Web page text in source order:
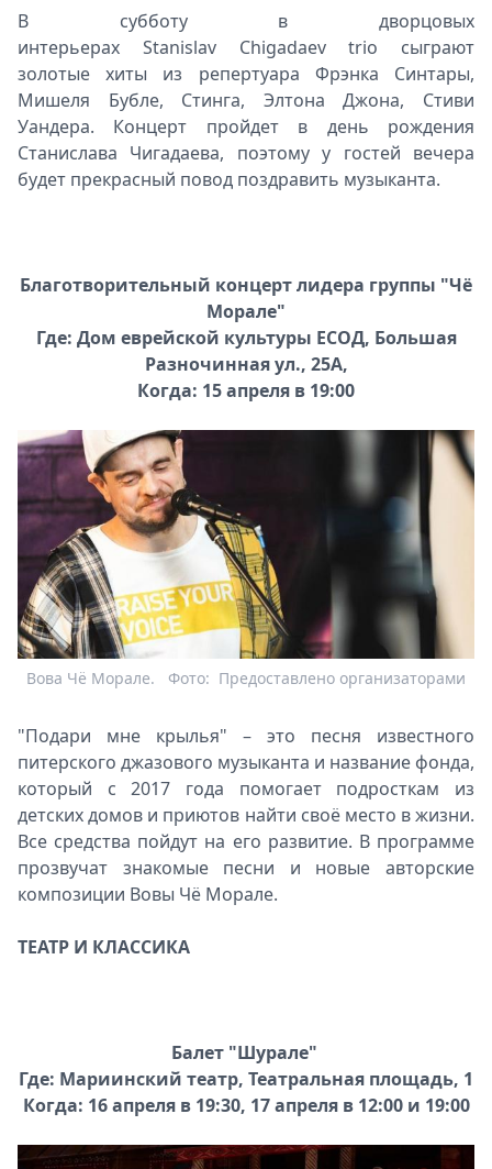
В субботу в дворцовых
интерьерах Stanislav Chigadaev trio сыграют
золотые хиты из репертуара Фрэнка Синтары,
Мишеля Бубле, Стинга, Элтона Джона, Стиви
Уандера. Концерт пройдет в день рождения
Станислава Чигадаева, поэтому у гостей вечера
будет прекрасный повод поздравить музыканта.
Благотворительный концерт лидера группы "Чё
Морале"
Где: Дом еврейской культуры ЕСОД, Большая
Разночинная ул., 25А,
Когда: 15 апреля в 19:00
Вова Чё Морале. Предоставлено организаторами
Фото:
"Подари мне крылья" – это песня известного
питерского джазового музыканта и название фонда,
который с 2017 года помогает подросткам из
детских домов и приютов найти своё место в жизни.
Все средства пойдут на его развитие. В программе
прозвучат знакомые песни и новые авторские
композиции Вовы Чё Морале.
ТЕАТР И КЛАССИКА
Балет "Шурале"
Где: Мариинский театр, Театральная площадь, 1
Когда: 16 апреля в 19:30, 17 апреля в 12:00 и 19:00